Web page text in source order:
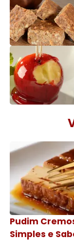
Pudim
Simples e